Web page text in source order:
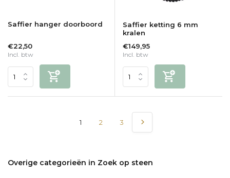
Saffier hanger doorboord
€22,50
Incl. btw
Saffier ketting 6 mm
kralen
€149,95
Incl. btw
1 2 3
Overige categorieën in Zoek op steen